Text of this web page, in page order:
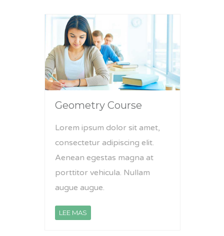
Geometry Course
Lorem ipsum dolor sit amet,
consectetur adipiscing elit.
Aenean egestas magna at
porttitor vehicula. Nullam
augue augue.
LEE MAS